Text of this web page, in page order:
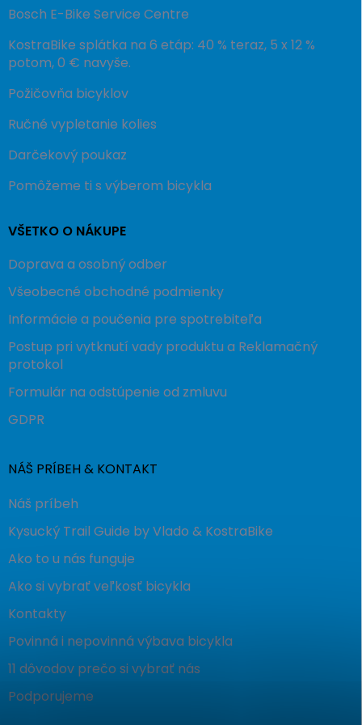
Bosch E-Bike Service Centre
KostraBike splátka na 6 etáp: 40 % teraz, 5 x 12 %
potom, 0 € navyše.
Požičovňa bicyklov
Ručné vypletanie kolies
Darčekový poukaz
Pomôžeme ti s výberom bicykla
VŠETKO O NÁKUPE
Doprava a osobný odber
Všeobecné obchodné podmienky
Informácie a poučenia pre spotrebiteľa
Postup pri vytknutí vady produktu a Reklamačný
protokol
Formulár na odstúpenie od zmluvu
GDPR
NÁŠ PRÍBEH & KONTAKT
Náš príbeh
Kysucký Trail Guide by Vlado & KostraBike
Ako to u nás funguje
Ako si vybrať veľkosť bicykla
Kontakty
Povinná i nepovinná výbava bicykla
11 dôvodov prečo si vybrať nás
Podporujeme